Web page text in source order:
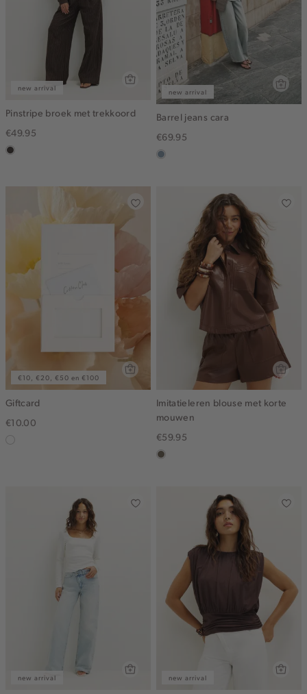
new arrival
Pinstripe broek met trekkoord
€49.95
choco
new arrival
Barrel jeans cara
€69.95
dusty
€10, €20, €50 en €100
Giftcard
€10.00
Imitatieleren blouse met korte
mouwen
€59.95
middenbruin
new arrival new arrival